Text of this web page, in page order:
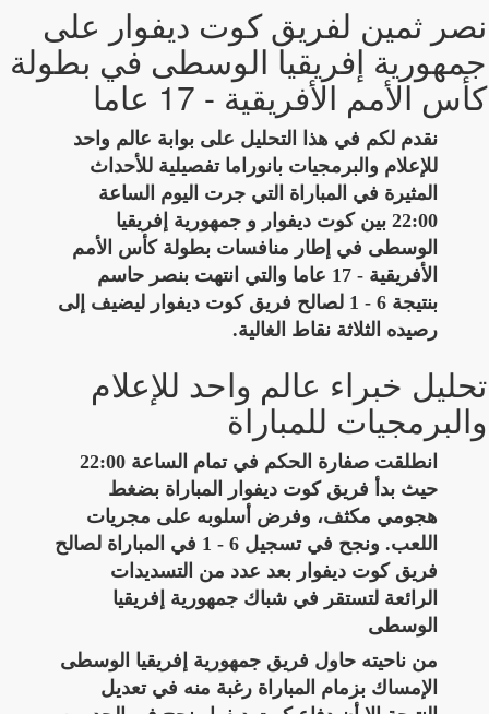
نصر ثمين لفريق كوت ديفوار على
جمهورية إفريقيا الوسطى في بطولة
كأس الأمم الأفريقية - 17 عاما
نقدم لكم في هذا التحليل على بوابة عالم واحد
للإعلام والبرمجيات بانوراما تفصيلية للأحداث
المثيرة في المباراة التي جرت اليوم الساعة
22:00 بين كوت ديفوار و جمهورية إفريقيا
الوسطى في إطار منافسات بطولة كأس الأمم
الأفريقية - 17 عاما والتي انتهت بنصر حاسم
بنتيجة 6 - 1 لصالح فريق كوت ديفوار ليضيف إلى
رصيده الثلاثة نقاط الغالية.
تحليل خبراء عالم واحد للإعلام
والبرمجيات للمباراة
انطلقت صفارة الحكم في تمام الساعة 22:00
حيث بدأ فريق كوت ديفوار المباراة بضغط
هجومي مكثف، وفرض أسلوبه على مجريات
اللعب. ونجح في تسجيل 6 - 1 في المباراة لصالح
فريق كوت ديفوار بعد عدد من التسديدات
الرائعة لتستقر في شباك جمهورية إفريقيا
الوسطى
من ناحيته حاول فريق جمهورية إفريقيا الوسطى
الإمساك بزمام المباراة رغبة منه في تعديل